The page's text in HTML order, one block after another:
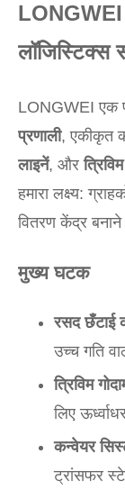
LONGWEI
लॉजिस्टिक्स
LONGWEI एक
प्रणाली, एकीकृत
लाइनें, और
हमारा लक्ष्य:
वितरण केंद्र
मुख्य घटक
रसद छँटाई
उच्च गति
त्रिविम
लिए
कन्वेयर
ट्रांसफर